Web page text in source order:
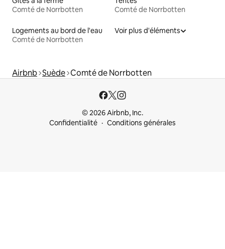
Comté de Norrbotten
Comté de Norrbotten
Logements au bord de l'eau
Comté de Norrbotten
Voir plus d'éléments
Airbnb Suède Comté de Norrbotten
© 2026 Airbnb, Inc.
Confidentialité
Conditions générales